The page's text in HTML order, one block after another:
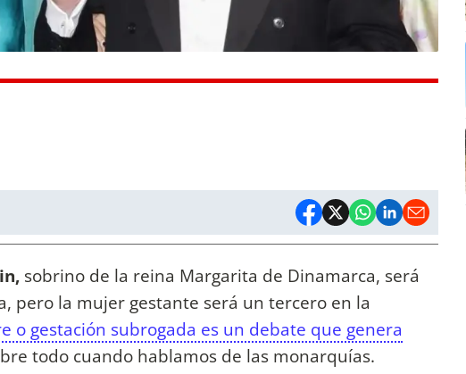
sobrino de la reina Margarita de Dinamarca, será
pero la mujer gestante será un tercero en la
o gestación subrogada es un debate que genera
todo cuando hablamos de las monarquías.